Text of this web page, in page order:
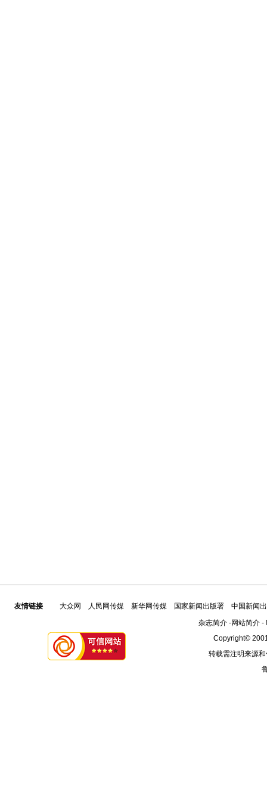
友情链接 大众网 人民网传媒 新华网传媒 国家新闻出版署
中国新闻
杂志简介-网站简介-
Copyright©
转载需注明来源